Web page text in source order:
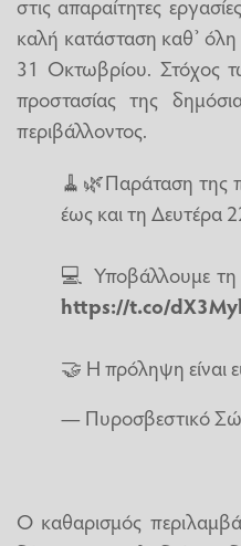
καλή κατάσταση καθ’ όλη
31 Οκτωβρίου. Στόχος
προστασίας της
περιβάλλοντος.
🧹🌿Παράταση της
έως και τη Δευτέρα
💻 Υποβάλλουμε τη
https://t.co/
🤝 Η πρόληψη είναι
— Πυροσβεστικό
Ο καθαρισμός